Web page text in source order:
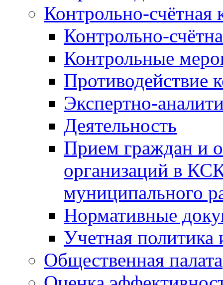
Контрольно-счётная
Контрольно-
Контрольные
Противодействие
Экспертно-
Деятельность
Прием граждан и
организаций в
муниципального
Нормативные
Учетная политика
Общественная палата